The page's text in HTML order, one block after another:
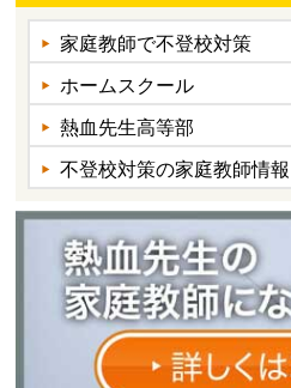
家庭教師で不登校対策
ホームスクール
熱血先生高等部
不登校対策の家庭教師情報